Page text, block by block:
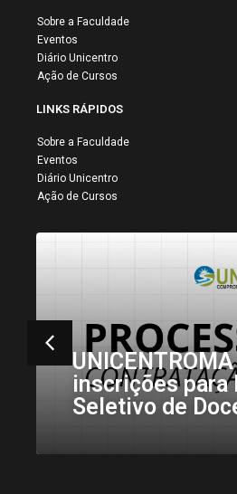
Sobre a Faculdade
Eventos
Diário Unicentro
Ação de Cursos
LINKS RÁPIDOS
Sobre a Faculdade
Eventos
Diário Unicentro
Ação de Cursos
Acadêmicos de
Psicologia da
Realizam Visita
Idosos Centro